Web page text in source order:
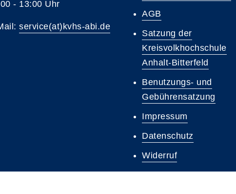
- 13:00 Uhr
service(at)kvhs-abi.de
AGB
Satzung der
Kreisvolkhochschule
Anhalt-Bitterfeld
Benutzungs- und
Gebührensatzung
Impressum
Datenschutz
Widerruf